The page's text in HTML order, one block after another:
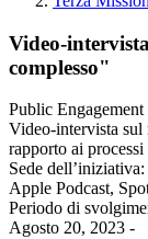
Video-
complesso"
Public Engagement
Video-intervista sul
rapporto ai
Sede dell’iniziativa:
Apple Podcast,
Periodo di
Agosto 20, 2023 -